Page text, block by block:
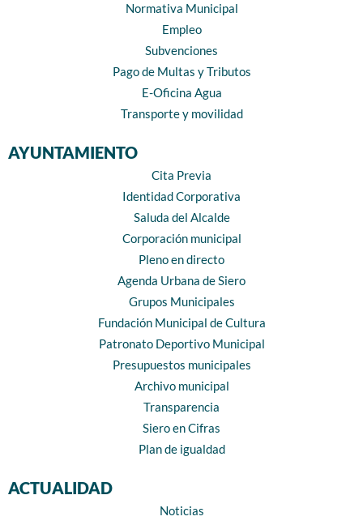
Normativa Municipal
Empleo
Subvenciones
Pago de Multas y Tributos
E-Oficina Agua
Transporte y movilidad
AYUNTAMIENTO
Cita Previa
Identidad Corporativa
Saluda del Alcalde
Corporación municipal
Pleno en directo
Agenda Urbana de Siero
Grupos Municipales
Fundación Municipal de Cultura
Patronato Deportivo Municipal
Presupuestos municipales
Archivo municipal
Transparencia
Siero en Cifras
Plan de igualdad
ACTUALIDAD
Noticias